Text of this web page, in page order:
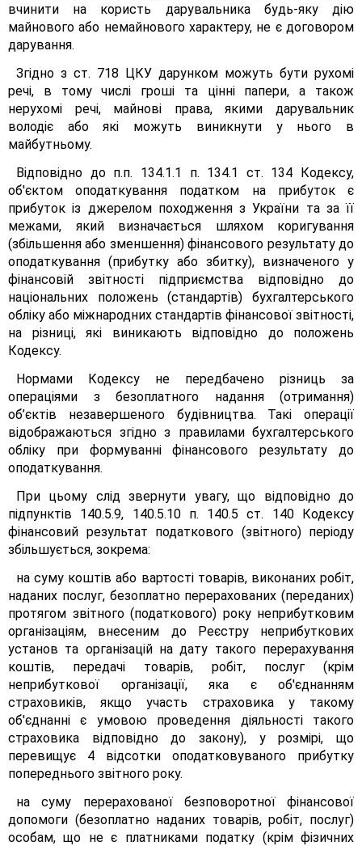
вчинити на користь дарувальника будь-яку дію
майнового або немайнового характеру, не є договором
дарування.
Згідно з ст. 718 ЦКУ дарунком можуть бути рухомі
речі, в тому числі гроші та цінні папери, а також
нерухомі речі, майнові права, якими дарувальник
володіє або які можуть виникнути у нього в
майбутньому.
Відповідно до п.п. 134.1.1 п. 134.1 ст. 134 Кодексу,
об'єктом оподаткування податком на прибуток є
прибуток із джерелом походження з України та за її
межами, який визначається шляхом коригування
(збільшення або зменшення) фінансового результату до
оподаткування (прибутку або збитку), визначеного у
фінансовій звітності підприємства відповідно до
національних положень (стандартів) бухгалтерського
обліку або міжнародних стандартів фінансової звітності,
на різниці, які виникають відповідно до положень
Кодексу.
Нормами Кодексу не передбачено різниць за
операціями з безоплатного надання (отримання)
об’єктів незавершеного будівництва. Такі операції
відображаються згідно з правилами бухгалтерського
обліку при формуванні фінансового результату до
оподаткування.
При цьому слід звернути увагу, що відповідно до
підпунктів 140.5.9, 140.5.10 п. 140.5 ст. 140 Кодексу
фінансовий результат податкового (звітного) періоду
збільшується, зокрема:
на суму коштів або вартості товарів, виконаних робіт,
наданих послуг, безоплатно перерахованих (переданих)
протягом звітного (податкового) року неприбутковим
організаціям, внесеним до Реєстру неприбуткових
установ та організацій на дату такого перерахування
коштів, передачі товарів, робіт, послуг (крім
неприбуткової організації, яка є об'єднанням
страховиків, якщо участь страховика у такому
об'єднанні є умовою проведення діяльності такого
страховика відповідно до закону), у розмірі, що
перевищує 4 відсотки оподатковуваного прибутку
попереднього звітного року.
на суму перерахованої безповоротної фінансової
допомоги (безоплатно наданих товарів, робіт, послуг)
особам, що не є платниками податку (крім фізичних